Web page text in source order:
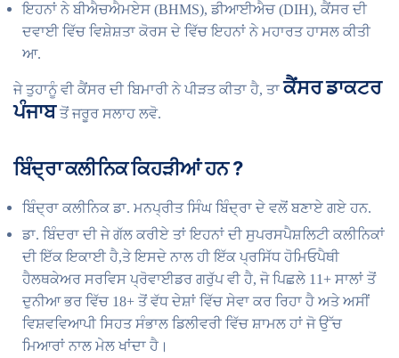
ਇਹਨਾਂ ਨੇ ਬੀਐਚਐਮਏਸ (BHMS), ਡੀਆਈਐਚ (DIH), ਕੈਂਸਰ ਦੀ
ਦਵਾਈ ਵਿੱਚ ਵਿਸ਼ੇਸ਼ਤਾ ਕੋਰਸ ਦੇ ਵਿੱਚ ਇਹਨਾਂ ਨੇ ਮਹਾਰਤ ਹਾਸਲ ਕੀਤੀ
ਆ.
ਜੇ ਤੁਹਾਨੂੰ ਵੀ ਕੈਂਸਰ ਦੀ ਬਿਮਾਰੀ ਨੇ ਪੀੜਤ ਕੀਤਾ ਹੈ, ਤਾ ਕੈਂਸਰਡਾਕਟਰ
ਪੰਜਾਬ ਤੋਂ ਜਰੂਰ ਸਲਾਹ ਲਵੋ.
ਬਿੰਦ੍ਰਾਕਲੀਨਿਕਕਿਹੜੀਆਂਹਨ?
ਬਿੰਦ੍ਰਾ ਕਲੀਨਿਕ ਡਾ. ਮਨਪ੍ਰੀਤ ਸਿੰਘ ਬਿੰਦ੍ਰਾ ਦੇ ਵਲੋਂ ਬਣਾਏ ਗਏ ਹਨ.
ਡਾ. ਬਿੰਦਰਾ ਦੀ ਜੇ ਗੱਲ ਕਰੀਏ ਤਾਂ ਇਹਨਾਂ ਦੀ ਸੁਪਰਸਪੈਸ਼ਲਿਟੀ ਕਲੀਨਿਕਾਂ
ਦੀ ਇੱਕ ਇਕਾਈ ਹੈ,ਤੇ ਇਸਦੇ ਨਾਲ ਹੀ ਇੱਕ ਪ੍ਰਸਿੱਧ ਹੋਮਿਓਪੈਥੀ
ਹੈਲਥਕੇਅਰ ਸਰਵਿਸ ਪ੍ਰੋਵਾਈਡਰ ਗਰੁੱਪ ਵੀ ਹੈ, ਜੋ ਪਿਛਲੇ 11+ ਸਾਲਾਂ ਤੋਂ
ਦੁਨੀਆ ਭਰ ਵਿੱਚ 18+ ਤੋਂ ਵੱਧ ਦੇਸ਼ਾਂ ਵਿੱਚ ਸੇਵਾ ਕਰ ਰਿਹਾ ਹੈ ਅਤੇ ਅਸੀਂ
ਵਿਸ਼ਵਵਿਆਪੀ ਸਿਹਤ ਸੰਭਾਲ ਡਿਲੀਵਰੀ ਵਿੱਚ ਸ਼ਾਮਲ ਹਾਂ ਜੋ ਉੱਚ
ਮਿਆਰਾਂ ਨਾਲ ਮੇਲ ਖਾਂਦਾ ਹੈ।